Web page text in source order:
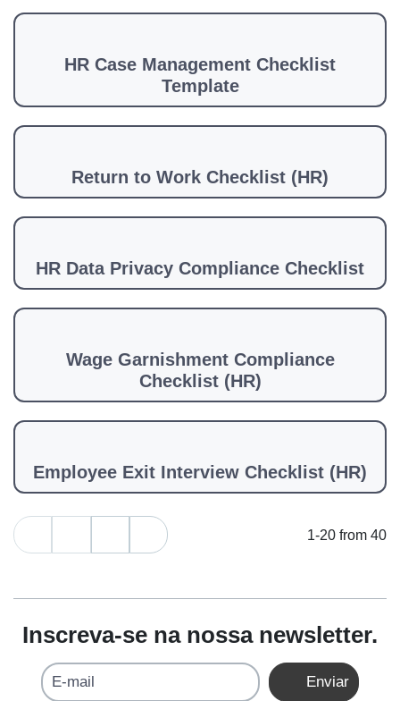
HR Case Management Checklist
Template
Return to Work Checklist (HR)
HR Data Privacy Compliance Checklist
Wage Garnishment Compliance
Checklist (HR)
Employee Exit Interview Checklist (HR)
1-20 from 40
Inscreva-se na nossa newsletter.
E-mail Enviar